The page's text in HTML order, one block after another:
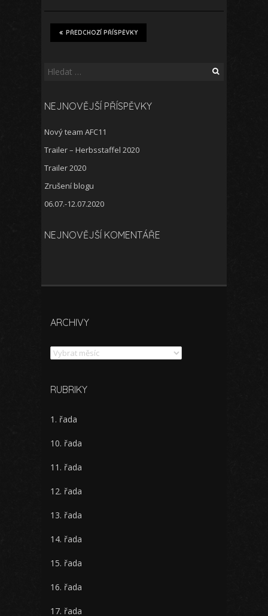
PŘEDCHOZÍ PŘÍSPĚVKY
Vyhledávání
NEJNOVĚJŠÍ PŘÍSPĚVKY
Nový team AFC11
Trailer – Herbsstaffel 2020
Trailer 2020
Zrušení blogu
06.07.-12.07.2020
NEJNOVĚJŠÍ KOMENTÁŘE
ARCHIVY
Archivy
RUBRIKY
1. řada
10. řada
11. řada
12. řada
13. řada
14. řada
15. řada
16. řada
17. řada